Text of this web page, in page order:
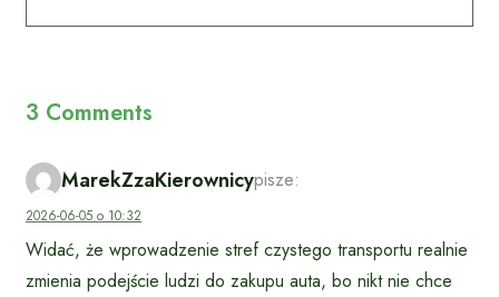
3 Comments
MarekZzaKierownicypisze:
2026-06-05 o 10:32
Widać, że wprowadzenie stref czystego transportu realnie
zmienia podejście ludzi do zakupu auta, bo nikt nie chce